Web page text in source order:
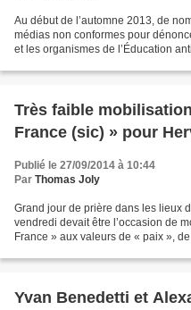
Au début de l’automne 2013, de
médias non conformes pour
et les organismes de l’Éducation
Très faible
France (sic) » pour
Publié le 27/09/2014 à 10:44
Par Thomas Joly
Grand jour de prière dans les lieux
vendredi devait être l’occasion de
France » aux valeurs de « paix »,
Yvan Benedetti et